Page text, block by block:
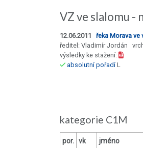
VZ ve slalomu -
12.06.2011 řeka Morava
ředitel: Vladimír Jordán
výsledky ke stažení:
absolutní pořadíL
kategorie C1M
por. vk jméno